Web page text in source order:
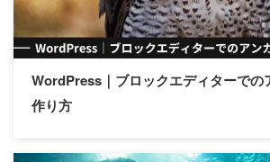
WordPress｜ブロックエディターでの
作り方